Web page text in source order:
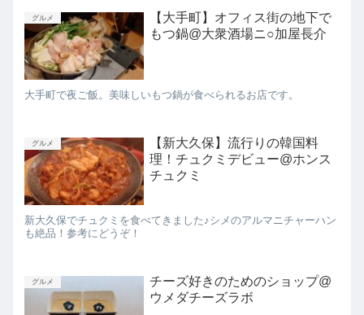
グルメ
【大手町】オフィス街の地下で
もつ鍋@大衆酒場ニ○加屋長介
大手町で夜ご飯。美味しいもつ鍋が食べられるお店です。
グルメ
【新大久保】流行りの韓国料
理！チュクミデビュー@ホンス
チュクミ
新大久保でチュクミを食べてきました♪シメのアルマニチャーハン
も絶品！参考にどうぞ！
グルメ
チーズ好きのためのショップ@
ウメダチーズラボ